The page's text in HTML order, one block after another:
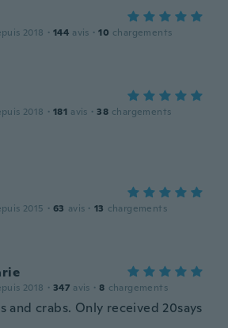
2018 · 144 avis · 10 chargements
2018 · 181 avis · 38 chargements
2015 · 63 avis · 13 chargements
2018 · 347 avis · 8 chargements
and crabs. Only received 20says